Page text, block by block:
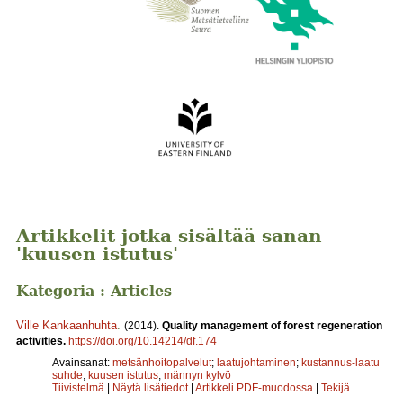
Artikkelit jotka sisältää sanan
'kuusen istutus'
Kategoria : Articles
Ville Kankaanhuhta (2014). Quality management of forest regeneration
activities. https://doi.org/10.14214/df.174
Avainsanat: metsänhoitopalvelut; laatujohtaminen; kustannus-laatu
suhde; kuusen istutus; männyn kylvö
Tiivistelmä | Näytä lisätiedot | Artikkeli PDF-muodossa | Tekijä